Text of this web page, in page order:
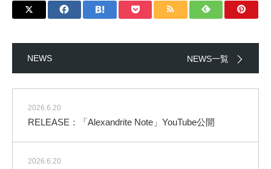
NEWS NEWS一覧
2026.6.20
RELEASE：「Alexandrite Note」YouTube公開
2026.6.20